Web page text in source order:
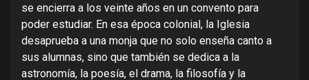
se encierra a los veinte años en un convento para
poder estudiar. En esa época colonial, la Iglesia
desaprueba a una monja que no solo enseña canto a
sus alumnas, sino que también se dedica a la
astronomía, la poesía, el drama, la filosofía y la